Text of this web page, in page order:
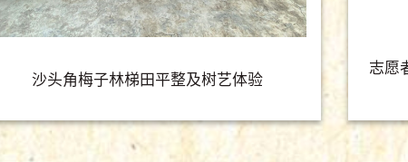
沙头角梅子林梯田平整及树艺体验
志愿